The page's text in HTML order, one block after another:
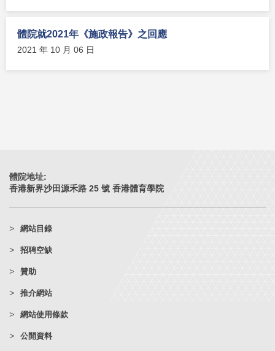
體院就2021年《施政報告》之回應
2021 年 10 月 06 日
體院地址:
香港新界沙田源禾路 25 號 香港體育學院
網站目錄
招聘空缺
贊助
推介網站
網站使用條款
公開資料